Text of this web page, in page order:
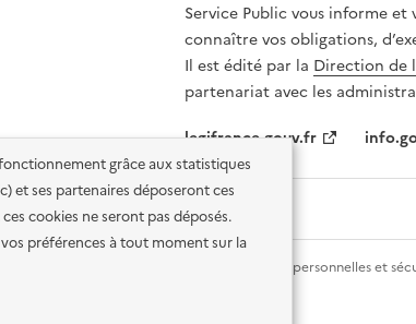
grâce aux statistiques
et ses partenaires déposeront ces
cookies ne seront pas déposés.
préférences à tout moment sur la
Service Public vous informe
connaître vos obligations,
Il est édité par la Direction de
partenariat avec les
legifrance.gouv.fr
Données personnelles et